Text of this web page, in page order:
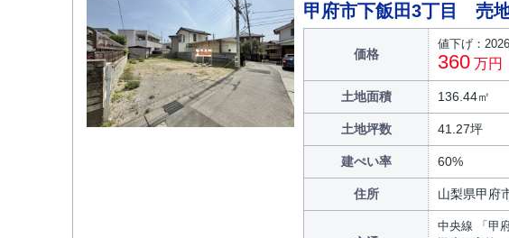
甲府市下飯田3丁目 売
価格
値下げ：
360 万円
土地面積 136.44㎡
土地坪数 41.27坪
建ぺい率 60%
住所 山梨県甲府
中央線 「甲